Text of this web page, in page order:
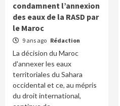
condamnent l’annexion
des eaux de la RASD par
le Maroc
9 ans ago Rédaction
La décision du Maroc
d'annexer les eaux
territoriales du Sahara
occidental et ce, au mépris
du droit international,